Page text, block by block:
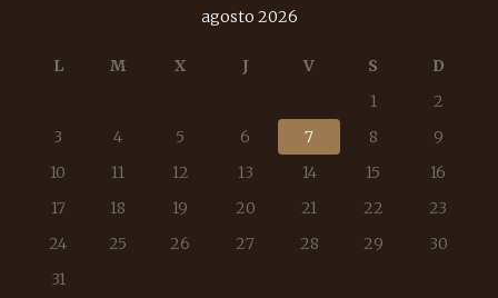
agosto 2026
L M X J V S
D
1
2
3
4 5 6 7 8
9
10
11 12 13 14 15
16
17
18 19 20 21 22
23
24
25 26 27 28 29
30
31